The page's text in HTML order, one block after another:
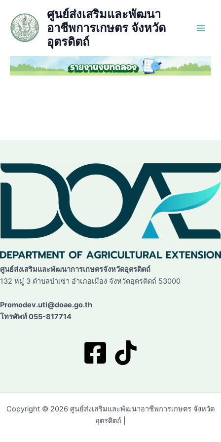
content
ศูนย์ส่งเสริมและพัฒนา
อาชีพการเกษตร จังหวัด
อุตรดิตถ์
ศูนย์ส่งเสริมและพัฒนาการเกษตรจังหวัดอุตรดิตถ์
132 หมู่ 3 ตำบลป่าเซ่า อำเภอเมือง จังหวัดอุตรดิตถ์ 53000
Promodev.uti@doae.go.th
โทรศัพท์ 055-817714
Copyright © 2026 ศูนย์ส่งเสริมและพัฒนาอาชีพการเกษตร จังหวัด
อุตรดิตถ์ |